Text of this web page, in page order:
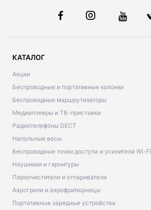
КАТАЛОГ
Акции
Беспроводные и портативные колонки
Беспроводные маршрутизаторы
Медиаплееры и ТВ-приставки
Радиотелефоны DECT
Напольные весы
Беспроводные точки доступа и усилители Wi-Fi
Наушники и гарнитуры
Пароочистители и отпариватели
Аэрогрили и аэрофритюрницы
Портативные зарядные устройства